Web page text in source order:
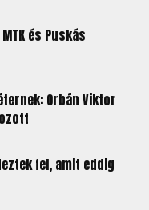
és Puskás
Orbán Viktor
fel, amit eddig